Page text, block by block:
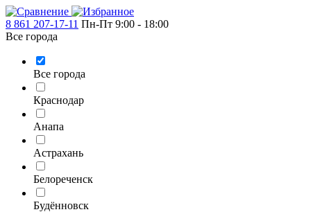
8 861 207-17-11 Пн-Пт 9:00 - 18:00
Все города
Все города
Краснодар
Анапа
Астрахань
Белореченск
Будённовск